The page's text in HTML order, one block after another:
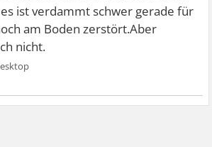
ist verdammt schwer gerade für
am Boden zerstört.Aber
nicht.